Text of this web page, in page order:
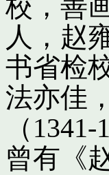
校，善
人，赵
书省检
法亦佳
（
曾有《